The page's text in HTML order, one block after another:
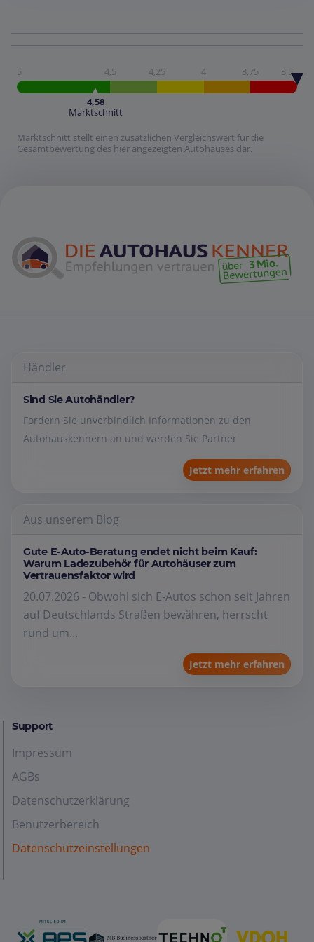
5 4,5 4,25 4 3,75 3,5
4,58
Marktschnitt
Marktschnitt stellt einen zusätzlichen Vergleichswert für die
Gesamtbewertung des hier angezeigten Autohauses dar.
Händler
Sind Sie Autohändler?
Fordern Sie unverbindlich Informationen zu den
Autohauskennern an und werden Sie Partner
Jetzt mehr erfahren
Aus unserem Blog
Gute E-Auto-Beratung endet nicht beim Kauf:
Warum Ladezubehör für Autohäuser zum
Vertrauensfaktor wird
20.07.2026 - Obwohl sich E-Autos schon seit Jahren
auf Deutschlands Straßen bewähren, herrscht
rund um...
Jetzt mehr erfahren
Support
Impressum
AGBs
Datenschutzerklärung
Benutzerbereich
Datenschutzeinstellungen